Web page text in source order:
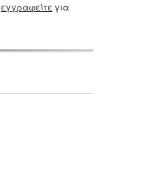
εγγραφείτε για